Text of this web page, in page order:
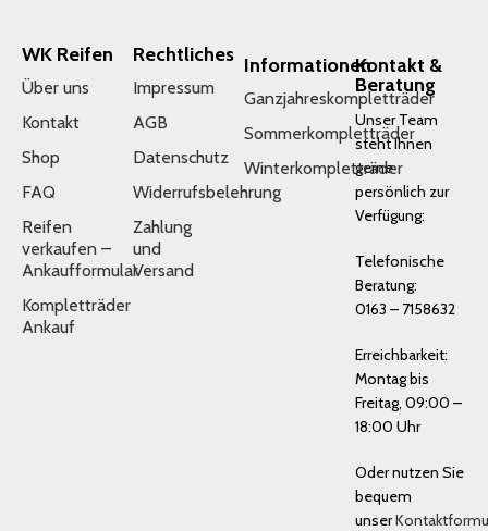
WK Reifen
Über uns
Kontakt
Shop
FAQ
Reifen
verkaufen –
Ankaufformular
Kompletträder
Ankauf
Rechtliches
Impressum
AGB
Datenschutz
Widerrufsbelehrung
Zahlung
und
Versand
Informationen
Ganzjahreskompletträder
Sommerkompletträder
Winterkompletträder
Kontakt &
Beratung
Unser Team
steht Ihnen
gerne
persönlich zur
Verfügung:
Telefonische
Beratung:
0163 – 7158632
Erreichbarkeit:
Montag bis
Freitag, 09:00 –
18:00 Uhr
Oder nutzen Sie
bequem
unser